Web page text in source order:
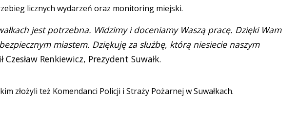
licznych wydarzeń oraz monitoring miejski.
jest potrzebna. Widzimy i doceniamy Waszą pracę. Dzięki Wam
miastem. Dziękuję za służbę, którą niesiecie naszym
Czesław Renkiewicz, Prezydent Suwałk.
złożyli też Komendanci Policji i Straży Pożarnej w Suwałkach.